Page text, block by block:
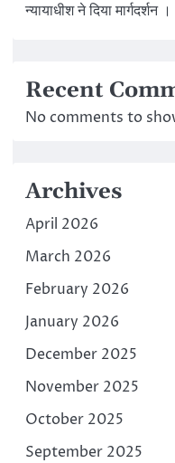
न्यायाधीश ने दिया मार्गदर्शन ।
Recent
No comments to
Archives
April 2026
March 2026
February 2026
January 2026
December 2025
November 2025
October 2025
September 2025